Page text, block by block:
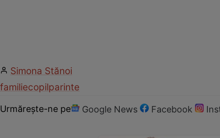
Simona Stănoi
familiecopilparinte
Urmărește-ne pe Google News Facebook